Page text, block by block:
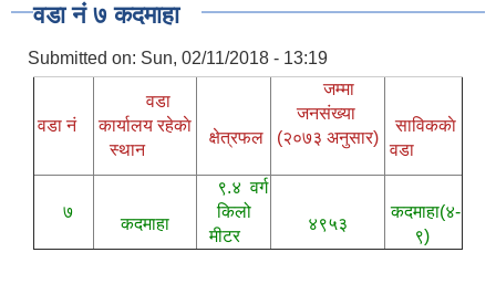
वडा नं ७ कदमाहा
Submitted on: Sun, 02/11/2018 - 13:19
वडा नं
वडा
कार्यालय रहेकाे
स्थान
क्षेत्रफल
जम्मा
जनसंख्या
(२०७३ अनुसार)
साविककाे
वडा
७
कदमाहा
९.४ वर्ग
किलो
मीटर
४९५३
कदमाहा(४-
९)